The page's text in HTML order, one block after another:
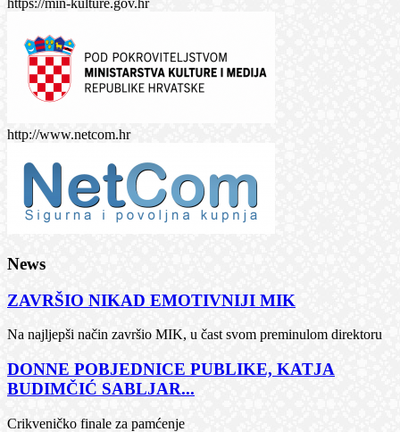
https://min-kulture.gov.hr
http://www.netcom.hr
News
ZAVRŠIO NIKAD EMOTIVNIJI MIK
Na najljepši način završio MIK, u čast svom preminulom direktoru
DONNE POBJEDNICE PUBLIKE, KATJA
BUDIMČIĆ SABLJAR...
Crikveničko finale za pamćenje